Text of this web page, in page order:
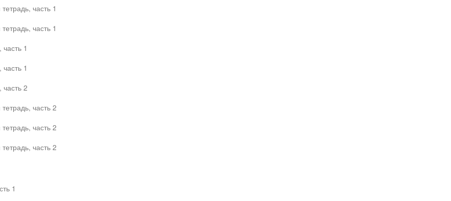
часть 1
часть 1
1
1
2
часть 2
часть 2
часть 2
1